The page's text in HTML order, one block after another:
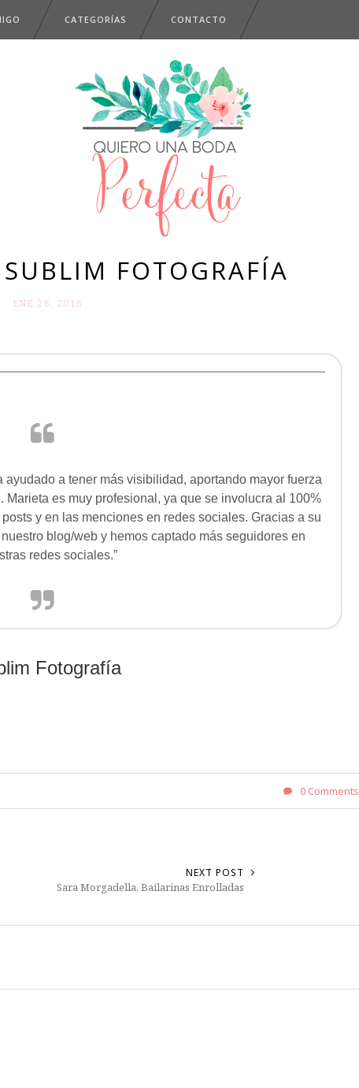
CATEGORÍAS CONTACTO
FOTOGRAFÍA
ENE 26. 2016
ayudado a tener más visibilidad, aportando mayor fuerza
es muy profesional, ya que se involucra al 100%
y en las menciones en redes sociales. Gracias a su
blog/web y hemos captado más seguidores en
redes sociales.”
Fotografía
0 Comments
NEXT POST
Sara Morgadella, Bailarinas Enrolladas